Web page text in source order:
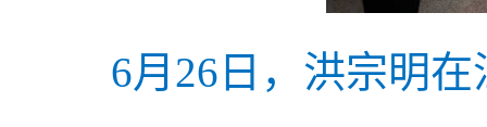
6月26日，洪宗明